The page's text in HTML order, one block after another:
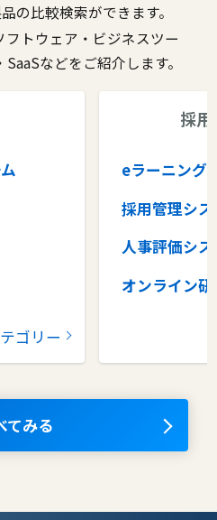
の比較検索ができます。
フトウェア・ビジネスツー
などをご紹介します。
ル
ツール
ゴリー
採
eラーニング
採用管理シス
人事評価シス
オンライン研
タレントマ
OKRツール
てみる